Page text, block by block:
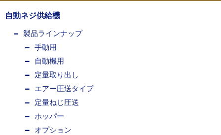
自動ネジ供給機
製品ラインナップ
手動用
自動機用
定量取り出し
エアー圧送タイプ
定量ねじ圧送
ホッパー
オプション